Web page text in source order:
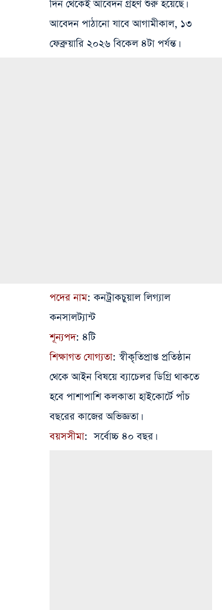
দিন থেকেই আবেদন গ্রহণ শুরু হয়েছে।
আবেদন পাঠানো যাবে আগামীকাল, ১৩
ফেব্রুয়ারি ২০২৬ বিকেল ৪টা পর্যন্ত।
পদের নাম: কনট্রাকচুয়াল লিগ্যাল
কনসালট্যান্ট
শূন্যপদ: ৪টি
শিক্ষাগত যোগ্যতা: স্বীকৃতিপ্রাপ্ত প্রতিষ্ঠান
থেকে আইন বিষয়ে ব্যাচেলর ডিগ্রি থাকতে
হবে পাশাপাশি কলকাতা হাইকোর্টে পাঁচ
বছরের কাজের অভিজ্ঞতা।
বয়সসীমা: সর্বোচ্চ ৪০ বছর।